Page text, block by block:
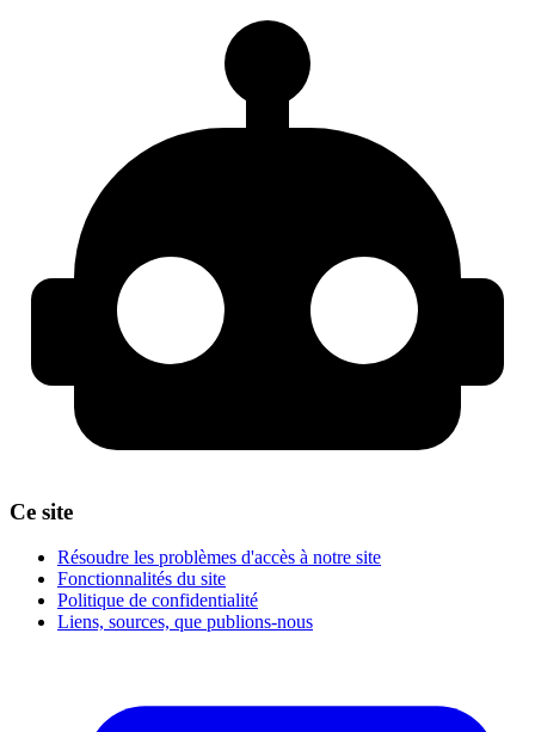
Ce site
Résoudre les problèmes d'accès à notre site
Fonctionnalités du site
Politique de confidentialité
Liens, sources, que publions-nous